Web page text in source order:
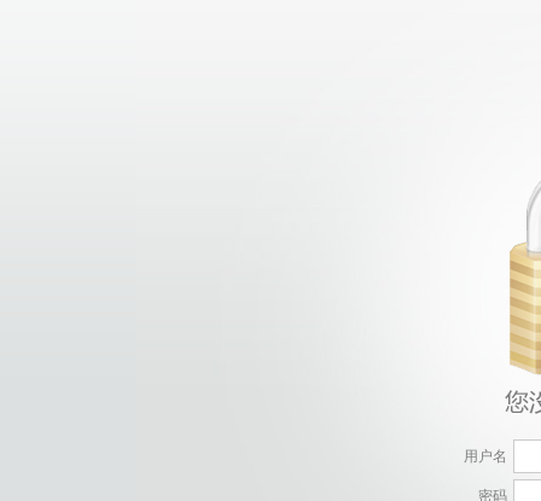
用户名
密码